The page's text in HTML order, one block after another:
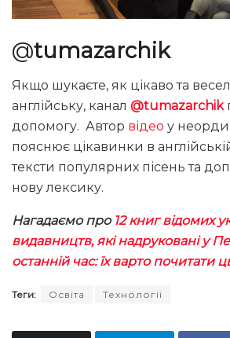
@tumazarchik
Якщо шукаєте, як цікаво та
англійську, канал @tumazarchik
допомогу. Автор відео у
пояснює цікавинки в
тексти популярних пісень та
нову лексику.
Нагадаємо про 12 книг відомих
видавництв, які надруковані у
останній час: їх варто почитати
Теги: Освіта Технології